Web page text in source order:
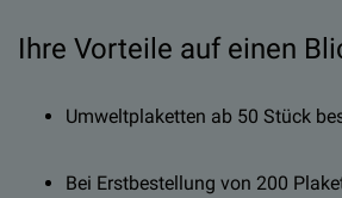
Ihre Vorteile auf einen
Umweltplaketten ab 50 Stück
Bei Erstbestellung von 200